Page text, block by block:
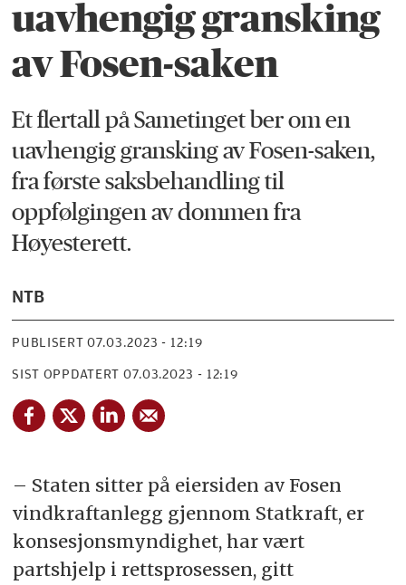
uavhengig gransking
av Fosen-saken
Et flertall på Sametinget ber om en
uavhengig gransking av Fosen-saken,
fra første saksbehandling til
oppfølgingen av dommen fra
Høyesterett.
NTB
PUBLISERT 07.03.2023 - 12:19
SIST OPPDATERT 07.03.2023 - 12:19
– Staten sitter på eiersiden av Fosen
vindkraftanlegg gjennom Statkraft, er
konsesjonsmyndighet, har vært
partshjelp i rettsprosessen, gitt